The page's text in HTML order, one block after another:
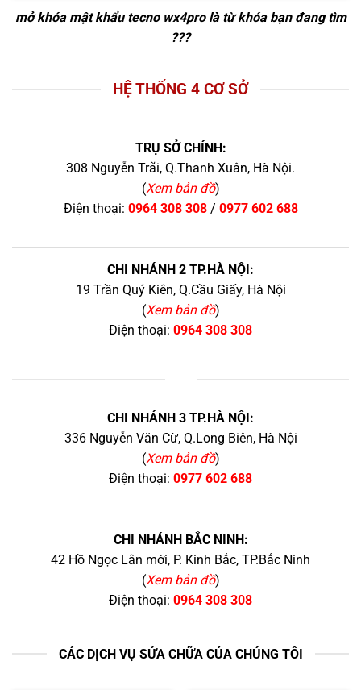
mở khóa mật khẩu tecno wx4prolà từ khóa bạn đang tìm
???
HỆ THỐNG 4 CƠ SỞ
TRỤ SỞ CHÍNH:
308 Nguyễn Trãi, Q.Thanh Xuân, Hà Nội.
(Xem bản đồ)
Điện thoại: 0964 308 308/ 0977 602 688
CHI NHÁNH 2 TP.HÀ NỘI:
19 Trần Quý Kiên, Q.Cầu Giấy, Hà Nội
(Xem bản đồ)
Điện thoại: 0964 308 308
CHI NHÁNH 3 TP.HÀ NỘI:
336 Nguyễn Văn Cừ, Q.Long Biên, Hà Nội
(Xem bản đồ)
Điện thoại: 0977 602 688
CHI NHÁNH BẮC NINH:
42 Hồ Ngọc Lân mới, P. Kinh Bắc, TP.Bắc Ninh
(Xem bản đồ)
Điện thoại: 0964 308 308
CÁC DỊCH VỤ SỬA CHỮA CỦA CHÚNG TÔI